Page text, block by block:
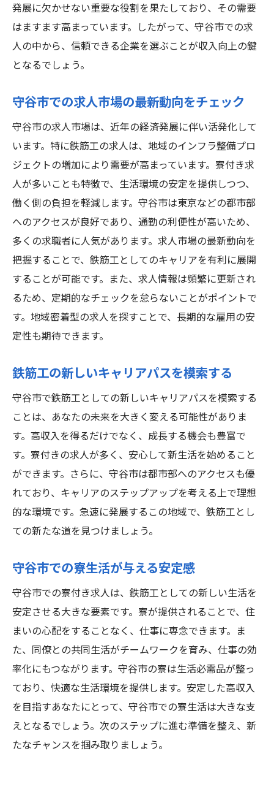
発展に欠かせない重要な役割を果たしており、その需要
はますます高まっています。したがって、守谷市での求
人の中から、信頼できる企業を選ぶことが収入向上の鍵
となるでしょう。
守谷市での求人市場の最新動向をチェック
守谷市の求人市場は、近年の経済発展に伴い活発化して
います。特に鉄筋工の求人は、地域のインフラ整備プロ
ジェクトの増加により需要が高まっています。寮付き求
人が多いことも特徴で、生活環境の安定を提供しつつ、
働く側の負担を軽減します。守谷市は東京などの都市部
へのアクセスが良好であり、通勤の利便性が高いため、
多くの求職者に人気があります。求人市場の最新動向を
把握することで、鉄筋工としてのキャリアを有利に展開
することが可能です。また、求人情報は頻繁に更新され
るため、定期的なチェックを怠らないことがポイントで
す。地域密着型の求人を探すことで、長期的な雇用の安
定性も期待できます。
鉄筋工の新しいキャリアパスを模索する
守谷市で鉄筋工としての新しいキャリアパスを模索する
ことは、あなたの未来を大きく変える可能性がありま
す。高収入を得るだけでなく、成長する機会も豊富で
す。寮付きの求人が多く、安心して新生活を始めること
ができます。さらに、守谷市は都市部へのアクセスも優
れており、キャリアのステップアップを考える上で理想
的な環境です。急速に発展するこの地域で、鉄筋工とし
ての新たな道を見つけましょう。
守谷市での寮生活が与える安定感
守谷市での寮付き求人は、鉄筋工としての新しい生活を
安定させる大きな要素です。寮が提供されることで、住
まいの心配をすることなく、仕事に専念できます。ま
た、同僚との共同生活がチームワークを育み、仕事の効
率化にもつながります。守谷市の寮は生活必需品が整っ
ており、快適な生活環境を提供します。安定した高収入
を目指すあなたにとって、守谷市での寮生活は大きな支
えとなるでしょう。次のステップに進む準備を整え、新
たなチャンスを掴み取りましょう。